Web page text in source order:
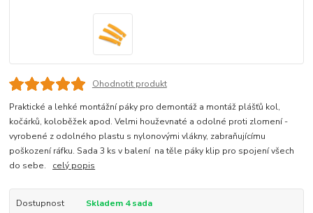
Ohodnotit produkt
Praktické a lehké montážní páky pro demontáž a montáž plášťů kol,
kočárků, koloběžek apod. Velmi houževnaté a odolné proti zlomení -
vyrobené z odolného plastu s nylonovými vlákny, zabraňujícímu
poškození ráfku. Sada 3 ks v balení na těle páky klip pro spojení všech
do sebe. celý popis
Dostupnost
Skladem 4 sada